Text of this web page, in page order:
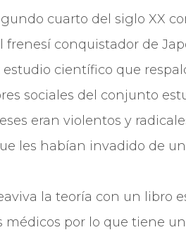
cuarto del siglo XX
frenesí conquistador de
científico que
sociales del conjunto
eran violentos y
les habían invadido de
la teoría con un libro
por lo que tiene